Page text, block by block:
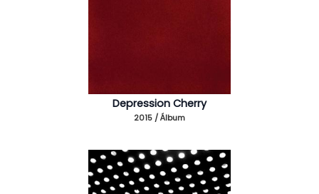
Depression Cherry
2015 / Álbum